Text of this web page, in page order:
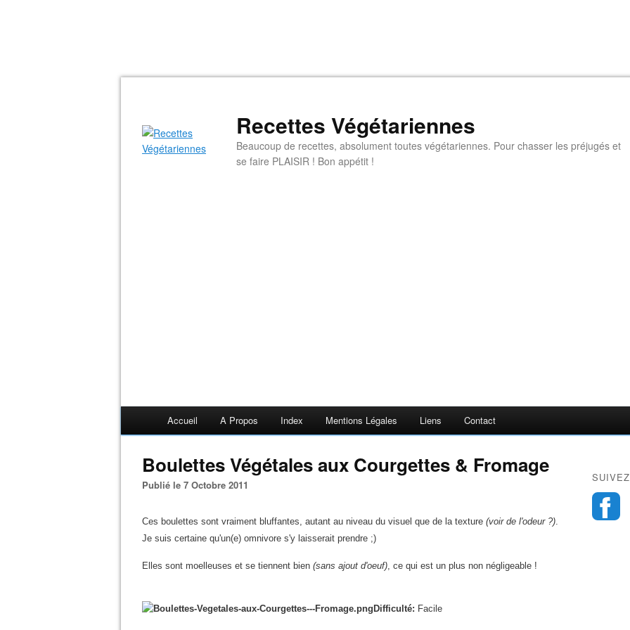
Recettes Végétariennes
Beaucoup de recettes, absolument toutes végétariennes. Pour chasser les préjugés et
se faire PLAISIR ! Bon appétit !
Accueil A Propos Index Mentions Légales Liens Contact
Boulettes Végétales aux Courgettes & Fromage
Publié le 7 Octobre 2011
Ces boulettes sont vraiment bluffantes, autant au niveau du visuel que de la texture (voir de l'odeur ?).
Je suis certaine qu'un(e) omnivore s'y laisserait prendre ;)
Elles sont moelleuses et se tiennent bien (sans ajout d'oeuf), ce qui est un plus non négligeable !
Difficulté: Facile